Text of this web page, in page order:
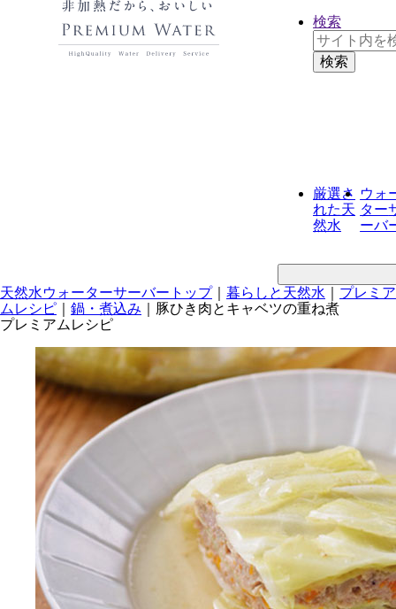
厳選さ
れた天
然水
ウォ
ター
ーバ
検索
天然水ウォーターサーバートップ｜ 暮らしと天然水
プレミア
ムレシピ
鍋・煮込み
豚ひき肉とキャベツの重ね煮
プレミアムレシピ